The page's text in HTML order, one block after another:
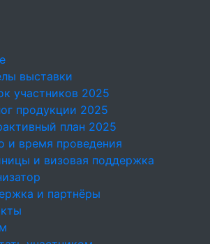
выставки
участников 2025
продукции 2025
план 2025
и время проведения
и визовая поддержка
и партнёры